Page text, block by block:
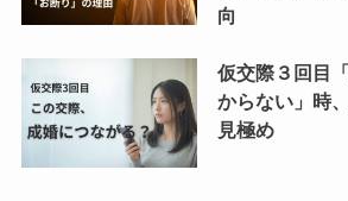
向
仮交際３回目
からない」時
見極め